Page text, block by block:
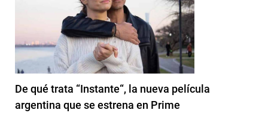
De qué trata “Instante“, la nueva película
argentina que se estrena en Prime